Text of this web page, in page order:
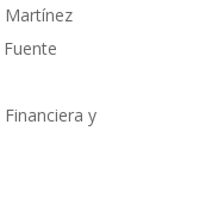
Martínez
y